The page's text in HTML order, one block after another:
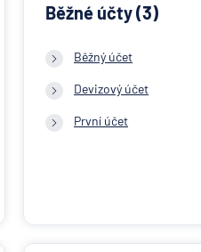
Běžné účty (3)
Běžný účet
Devizový účet
První účet